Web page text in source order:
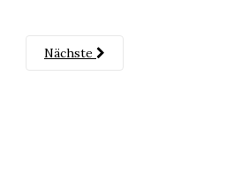
Nächste